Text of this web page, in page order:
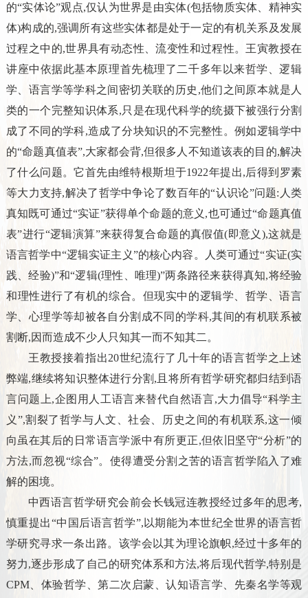
的“实体论”观点,仅认为世界是由实体(包括物质实体、精神实
体)构成的,强调所有这些实体都是处于一定的有机关系及发展
过程之中的,世界具有动态性、流变性和过程性。王寅教授在
讲座中依据此基本原理首先梳理了二千多年以来哲学、逻辑
学、语言学等学科之间密切关联的历史,他们之间原本就是人
类的一个完整知识体系,只是在现代科学的统摄下被强行分割
成了不同的学科,造成了分块知识的不完整性。例如逻辑学中
的“命题真值表”,大家都会背,但很多人不知道该表的目的,解决
了什么问题。它首先由维特根斯坦于1922年提出,后得到罗素
等大力支持,解决了哲学中争论了数百年的“认识论”问题:人类
真知既可通过“实证”获得单个命题的意义,也可通过“命题真值
表”进行“逻辑演算”来获得复合命题的真假值(即意义),这就是
语言哲学中“逻辑实证主义”的核心内容。人类可通过“实证(实
践、经验)”和“逻辑(理性、唯理)”两条路径来获得真知,将经验
和理性进行了有机的综合。但现实中的逻辑学、哲学、语言
学、心理学等却被各自分割成不同的学科,其间的有机联系被
割断,因而造成不少人只知其一而不知其二。
王教授接着指出20世纪流行了几十年的语言哲学之上述
弊端,继续将知识整体进行分割,且将所有哲学研究都归结到语
言问题上,企图用人工语言来替代自然语言,大力倡导“科学主
义”,割裂了哲学与人文、社会、历史之间的有机联系,这一倾
向虽在其后的日常语言学派中有所更正,但依旧坚守“分析”的
方法,而忽视“综合”。使得遭受分割之苦的语言哲学陷入了难
解的困境。
中西语言哲学研究会前会长钱冠连教授经过多年的思考,
慎重提出“中国后语言哲学”,以期能为本世纪全世界的语言哲
学研究寻求一条出路。该学会以其为理论旗帜,经过十多年的
努力,逐步形成了自己的研究体系和方法,将后现代哲学,特别是
CPM、体验哲学、第二次启蒙、认知语言学、先秦名学等观